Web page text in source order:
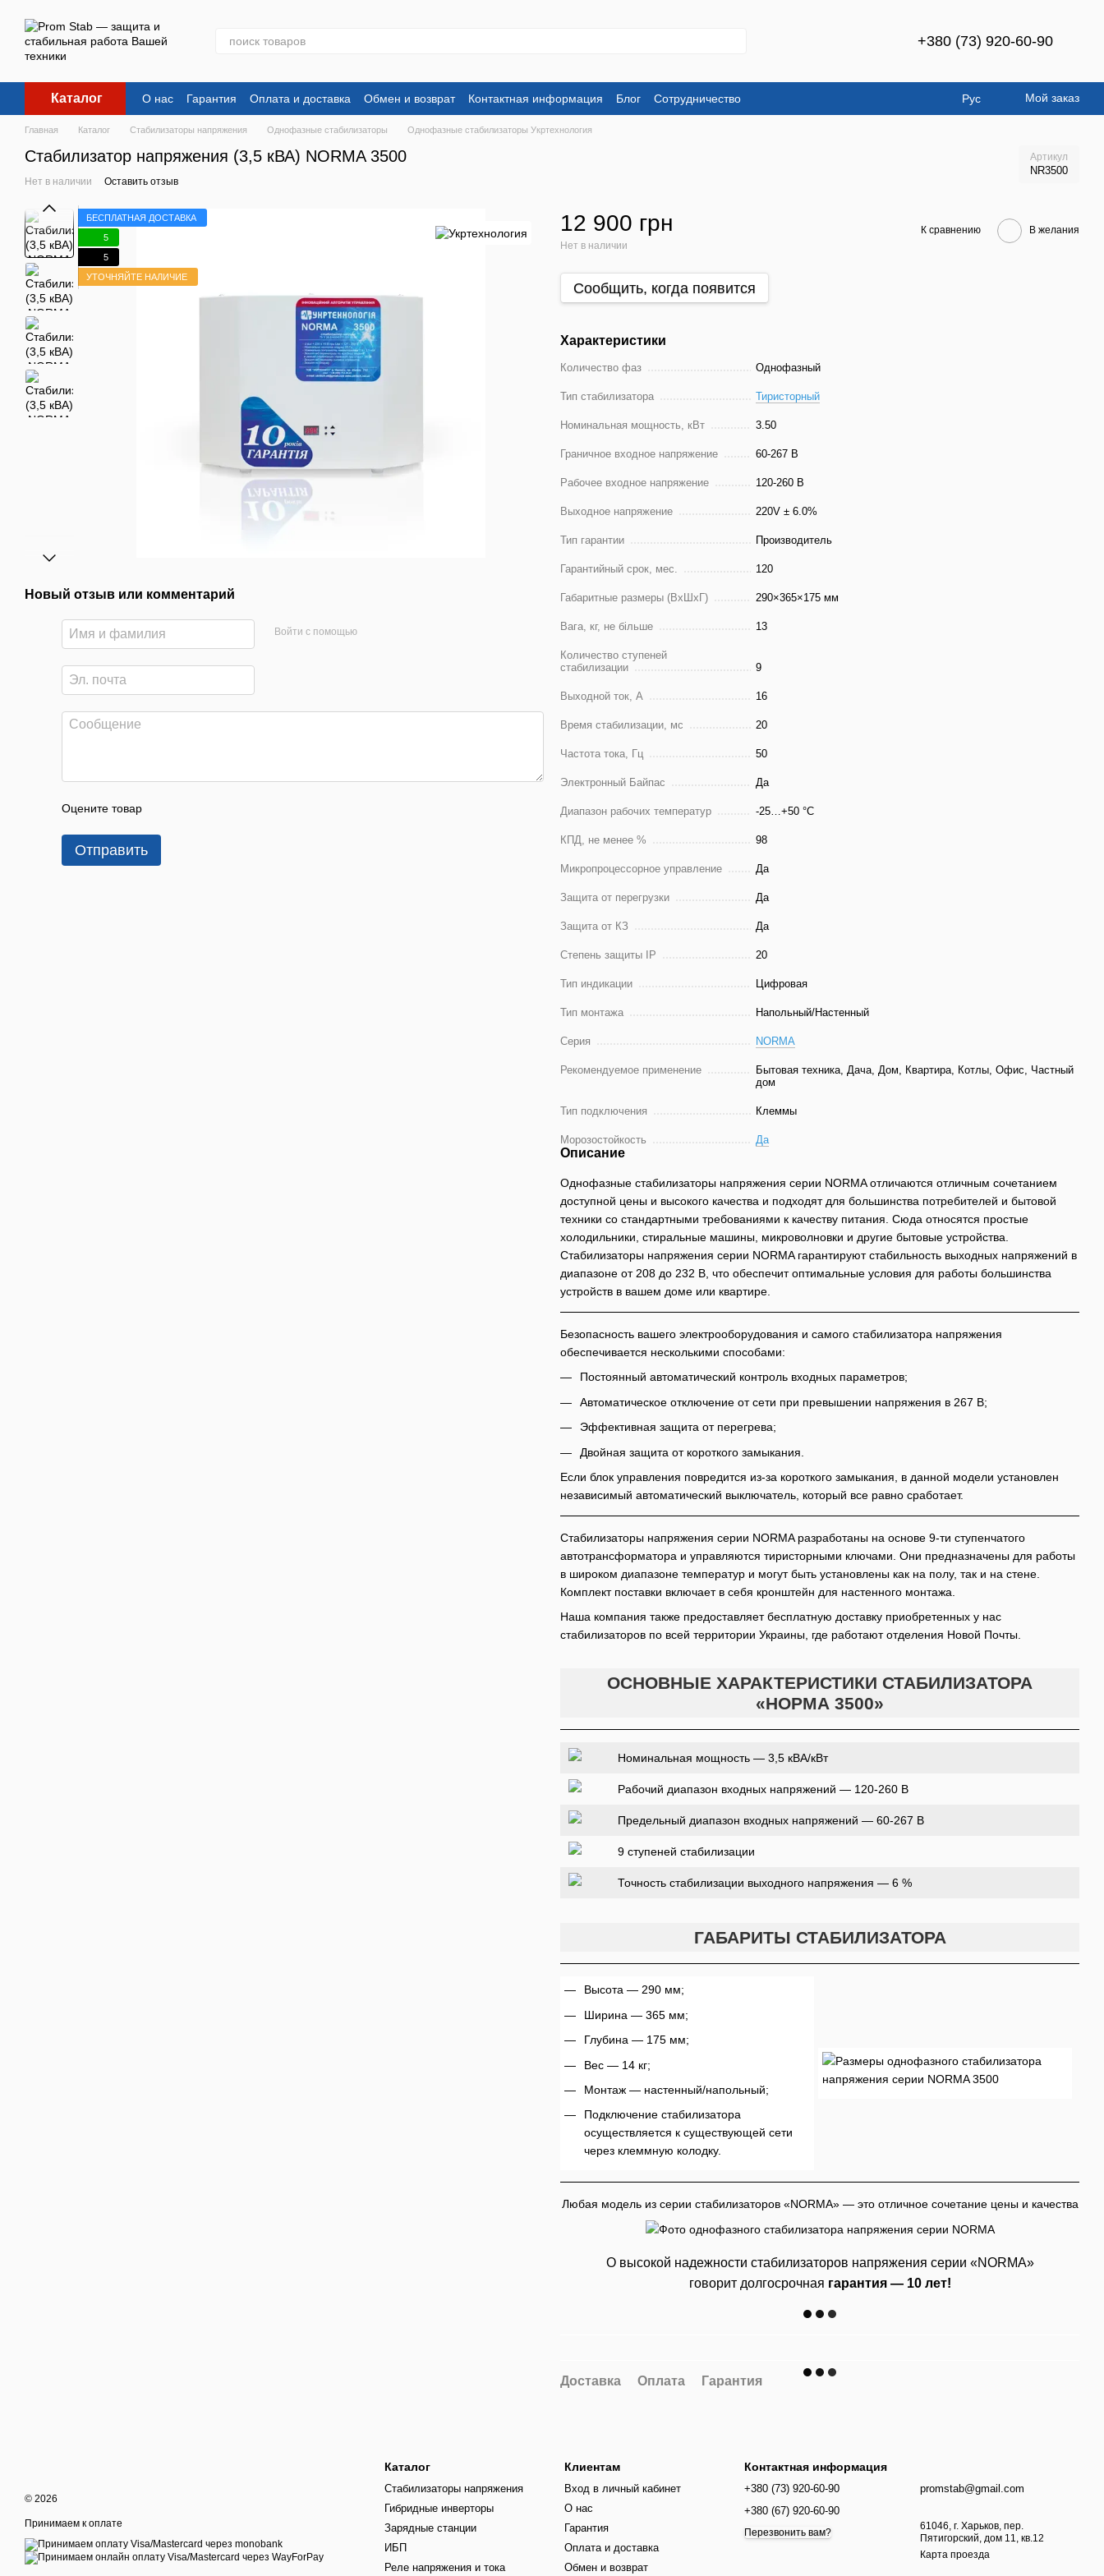
+380 (73) 920-60-90
Каталог О нас Гарантия Оплата и доставка Обмен и возврат Контактная информация Блог Сотрудничество Рус Мой заказ
Главная Каталог Стабилизаторы напряжения Однофазные стабилизаторы Однофазные стабилизаторы Укртехнология
Стабилизатор напряжения (3,5 кВА) NORMA 3500 Артикул
NR3500
Нет в наличии Оставить отзыв
БЕСПЛАТНАЯ ДОСТАВКА
5
5
УТОЧНЯЙТЕ НАЛИЧИЕ
Новый отзыв или комментарий
Войти с помощью
Оцените товар
Отправить
12 900 грн
Нет в наличии
К сравнению В желания
Сообщить, когда появится
Характеристики
Количество фаз Однофазный
Тип стабилизатора Тиристорный
Номинальная мощность, кВт 3.50
Граничное входное напряжение 60-267 В
Рабочее входное напряжение 120-260 В
Выходное напряжение 220V ± 6.0%
Тип гарантии Производитель
Гарантийный срок, мес. 120
Габаритные размеры (ВхШхГ) 290×365×175 мм
Вага, кг, не більше 13
Количество ступеней
стабилизации
9
Выходной ток, А 16
Время стабилизации, мс 20
Частота тока, Гц 50
Электронный Байпас Да
Диапазон рабочих температур -25…+50 °C
КПД, не менее % 98
Микропроцессорное управление Да
Защита от перегрузки Да
Защита от КЗ Да
Степень защиты IP 20
Тип индикации Цифровая
Тип монтажа Напольный/Настенный
Серия NORMA
Рекомендуемое применение
Бытовая техника, Дача, Дом, Квартира, Котлы, Офис, Частный
дом
Тип подключения Клеммы
Морозостойкость Да
Описание
Однофазные стабилизаторы напряжения серии NORMA отличаются отличным сочетанием
доступной цены и высокого качества и подходят для большинства потребителей и бытовой
техники со стандартными требованиями к качеству питания. Сюда относятся простые
холодильники, стиральные машины, микроволновки и другие бытовые устройства.
Стабилизаторы напряжения серии NORMA гарантируют стабильность выходных напряжений в
диапазоне от 208 до 232 В, что обеспечит оптимальные условия для работы большинства
устройств в вашем доме или квартире.
Безопасность вашего электрооборудования и самого стабилизатора напряжения
обеспечивается несколькими способами:
Постоянный автоматический контроль входных параметров;
Автоматическое отключение от сети при превышении напряжения в 267 В;
Эффективная защита от перегрева;
Двойная защита от короткого замыкания.
Если блок управления повредится из-за короткого замыкания, в данной модели установлен
независимый автоматический выключатель, который все равно сработает.
Стабилизаторы напряжения серии NORMA разработаны на основе 9-ти ступенчатого
автотрансформатора и управляются тиристорными ключами. Они предназначены для работы
в широком диапазоне температур и могут быть установлены как на полу, так и на стене.
Комплект поставки включает в себя кронштейн для настенного монтажа.
Наша компания также предоставляет бесплатную доставку приобретенных у нас
стабилизаторов по всей территории Украины, где работают отделения Новой Почты.
ОСНОВНЫЕ ХАРАКТЕРИСТИКИ СТАБИЛИЗАТОРА
«НОРМА 3500»
Номинальная мощность — 3,5 кВА/кВт
Рабочий диапазон входных напряжений — 120-260 В
Предельный диапазон входных напряжений — 60-267 В
9 ступеней стабилизации
Точность стабилизации выходного напряжения — 6 %
ГАБАРИТЫ СТАБИЛИЗАТОРА
Высота — 290 мм;
Ширина — 365 мм;
Глубина — 175 мм;
Вес — 14 кг;
Монтаж — настенный/напольный;
Подключение стабилизатора
осуществляется к существующей сети
через клеммную колодку.
Любая модель из серии стабилизаторов «NORMA» — это отличное сочетание цены и качества
О высокой надежности стабилизаторов напряжения серии «NORMA»
говорит долгосрочная гарантия — 10 лет!
Доставка Оплата Гарантия
© 2026
Принимаем к оплате
Каталог
Стабилизаторы напряжения
Гибридные инверторы
Зарядные станции
ИБП
Реле напряжения и тока
Клиентам
Вход в личный кабинет
О нас
Гарантия
Оплата и доставка
Обмен и возврат
Контактная информация
+380 (73) 920-60-90
+380 (67) 920-60-90
Перезвонить вам?
promstab@gmail.com
61046, г. Харьков, пер.
Пятигорский, дом 11, кв.12
Карта проезда